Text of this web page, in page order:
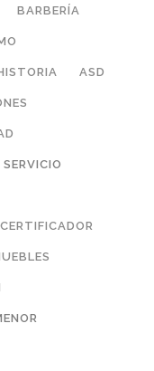
BARBERÍA
ASD
SERVICIO
CERTIFICADOR